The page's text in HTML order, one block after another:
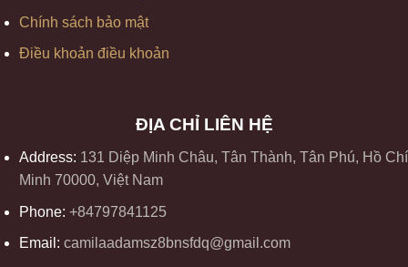
Chính sách bảo mật
Điều khoản điều khoản
ĐỊA CHỈ LIÊN HỆ
Address: 131 Diệp Minh Châu, Tân Thành, Tân Phú, Hồ Chí
Minh 70000, Việt Nam
Phone: +84797841125
Email: camilaadamsz8bnsfdq@gmail.com